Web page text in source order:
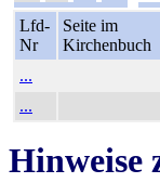
Lfd-
Nr
Seite im
Kirchenbuch
...
...
Hinweise